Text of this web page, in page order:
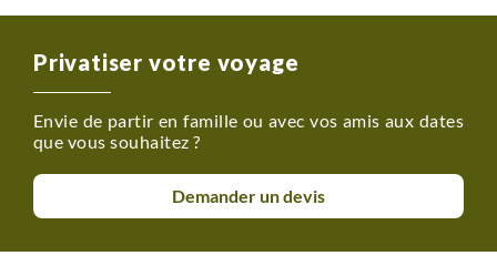
Privatiser votre voyage
Envie de partir en famille ou avec vos amis aux dates
que vous souhaitez ?
Demander un devis